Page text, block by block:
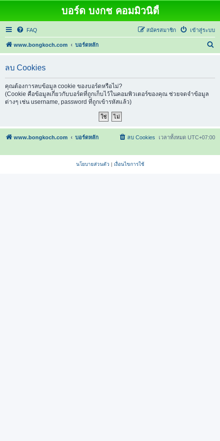
บอร์ด บงกช คอมมิวนิตี้
FAQ เข้าสู่ระบบ
สมัครสมาชิก
www.bongkoch.com บอร์ดหลัก
า
ลบ Cookies
คุณต้องการลบข้อมูล cookie ของบอร์ดหรือไม่?
(Cookie คือข้อมูลเกี่ยวกับบอร์ดที่ถูกเก็บไว้ในคอมพิวเตอร์ของคุณ ช่วยจดจำข้อมูล
ต่างๆ เช่น username, password ที่ถูกเข้ารหัสแล้ว)
www.bongkoch.com บอร์ดหลัก เวลาทั้งหมด UTC+07:00
ลบ Cookies
นโยบายส่วนตัว | เงื่อนไขการใช้